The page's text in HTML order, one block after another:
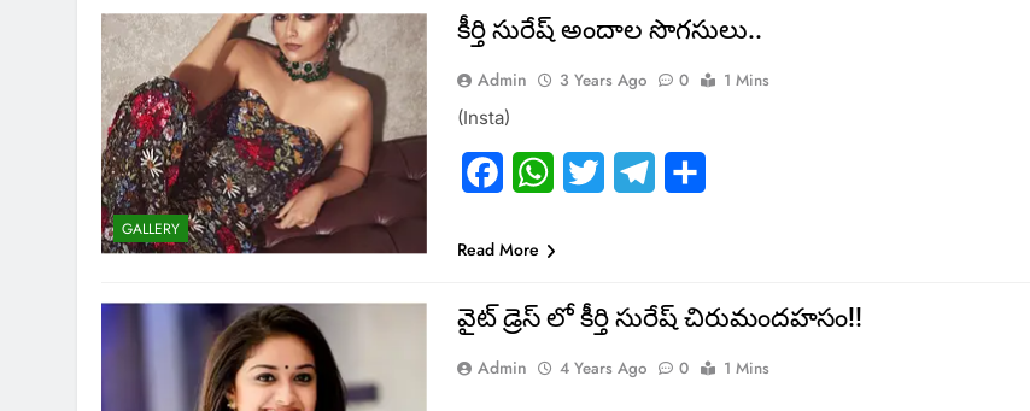
GALLERY
కీర్తి సురేష్ అందాల సొగసులు..
Admin 3 Years Ago 0
1 Mins
(Insta)
FacebookWhatsApp
Twitter Telegram
Read More
వైట్ డ్రెస్ లో కీర్తి సురేష్ చిరుమందహసం!!
Admin 4 Years Ago 0 1 Mins